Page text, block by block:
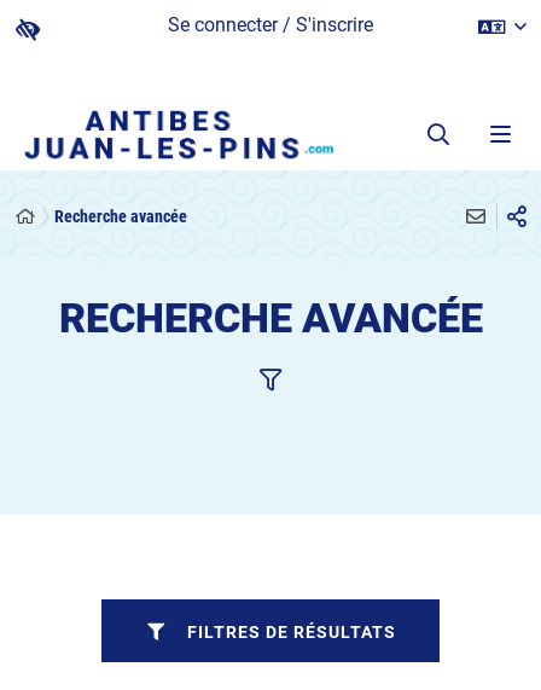
Se connecter / S'inscrire
Recherche avancée
RECHERCHE AVANCÉE
FILTRES DE RÉSULTATS